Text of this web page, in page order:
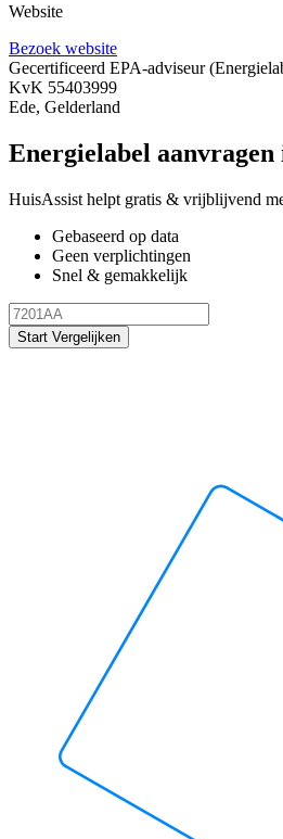
Website
Bezoek website
Gecertificeerd EPA-adviseur
KvK 55403999
Ede, Gelderland
Energielabel aanvragen
HuisAssist helpt gratis & vrijblijvend
Gebaseerd op data
Geen verplichtingen
Snel & gemakkelijk
Start Vergelijken